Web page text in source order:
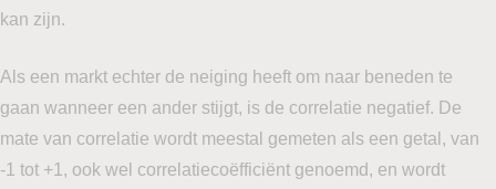
kan zijn.
Als een markt echter de neiging heeft om naar beneden te
gaan wanneer een ander stijgt, is de correlatie negatief. De
mate van correlatie wordt meestal gemeten als een getal, van
-1 tot +1, ook wel correlatiecoëfficiënt genoemd, en wordt